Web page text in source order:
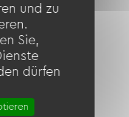
Transfer
und zu
Sie,
dürfen